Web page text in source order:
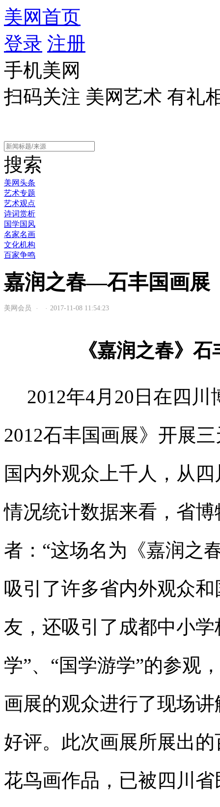
美网首页
登录 注册
手机美网
扫码关注 美网艺术 有礼
搜索
美网头条
艺术专题
艺术观点
诗词赏析
国学国风
名家名画
文化机构
百家争鸣
嘉润之春—石丰国画展
美网会员 · · 2017-11-08 11:54:23
《嘉润之春》
2012年4月20日在四
2012石丰国画展》开展
国内外观众上千人，从
情况统计数据来看，省
者：“这场名为《嘉润之
吸引了许多省内外观众
友，还吸引了成都中小
学”、“国学游学”的参观
画展的观众进行了现场
好评。此次画展所展出
花鸟画作品，已被四川